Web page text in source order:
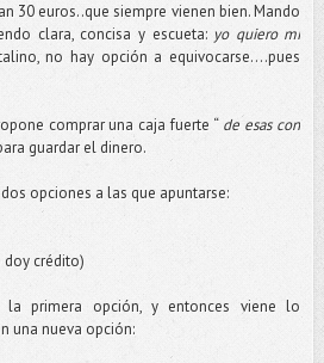
30 euros..que siempre vienen bien. Mando
clara, concisa y escueta: yo quiero mi
no hay opción a equivocarse….pues
comprar una caja fuerte “ de esas con
guardar el dinero.
opciones a las que apuntarse:
doy crédito)
la primera opción, y entonces viene lo
una nueva opción: